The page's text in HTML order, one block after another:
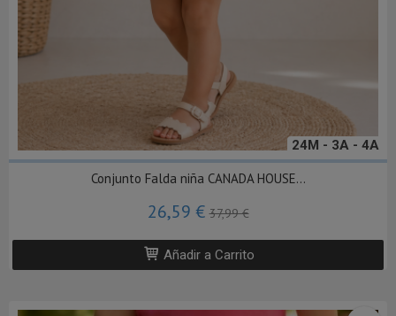
24M - 3A - 4A
Conjunto Falda niña CANADA HOUSE...
26,59 €37,99 €
Añadir a Carrito